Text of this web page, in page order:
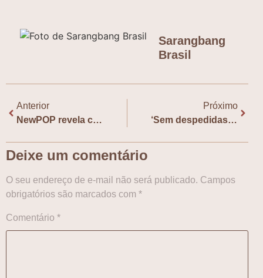
Sarangbang
Brasil
Anterior
NewPOP revela capas de novas obras coreanas
Próximo
‘Sem despedidas’ será o livro de julho do Clube do Livro do CCCB
Deixe um comentário
O seu endereço de e-mail não será publicado. Campos
obrigatórios são marcados com *
Comentário *